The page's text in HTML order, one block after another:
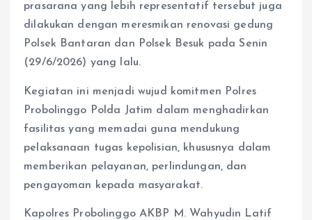
prasarana yang lebih representatif tersebut juga
dilakukan dengan meresmikan renovasi gedung
Polsek Bantaran dan Polsek Besuk pada Senin
(29/6/2026) yang lalu.
Kegiatan ini menjadi wujud komitmen Polres
Probolinggo Polda Jatim dalam menghadirkan
fasilitas yang memadai guna mendukung
pelaksanaan tugas kepolisian, khususnya dalam
memberikan pelayanan, perlindungan, dan
pengayoman kepada masyarakat.
Kapolres Probolinggo AKBP M. Wahyudin Latif